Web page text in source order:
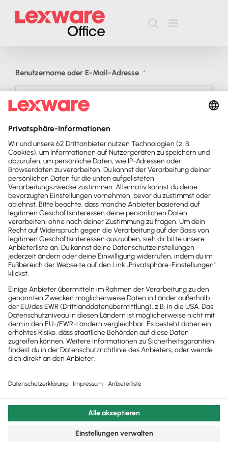
Zum
Inhalt
Benutzername oder E-Mail-Adresse *
bewerben
Passwort vergessen?
Impressum|Datenschutz|Cookie Einstellungen
Facebook
X YouTube
Rss